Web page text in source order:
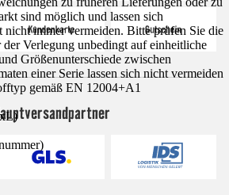
sind möglich und lassen sich
nicht immer vermeiden. Bitte prüfen Sie die
der Verlegung unbedingt auf einheitliche
Größenunterschiede zwischen
einer Serie lassen sich nicht vermeiden
gemäß EN 12004+A1